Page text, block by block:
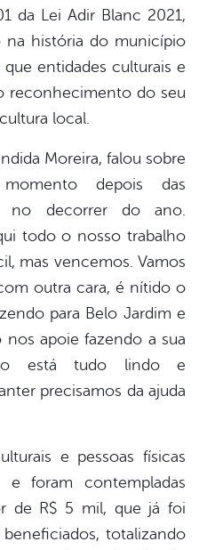
da Lei Adir Blanc 2021,
história do município
entidades culturais e
reconhecimento do seu
local.
Moreira, falou sobre
depois das
no decorrer do ano.
todo o nosso trabalho
mas vencemos. Vamos
outra cara, é nítido o
para Belo Jardim e
apoie fazendo a sua
está tudo lindo e
precisamos da ajuda
e pessoas físicas
e foram contempladas
de R$ 5 mil, que já foi
totalizando